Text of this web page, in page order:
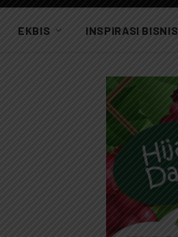
EKBIS INSPIRASI BISNIS